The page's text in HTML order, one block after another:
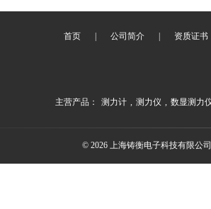
首页 | 公司简介 | 资质证书
主营产品： 测力计 , 测力仪 , 数显测力
© 2026 上海铸衡电子科技有限公